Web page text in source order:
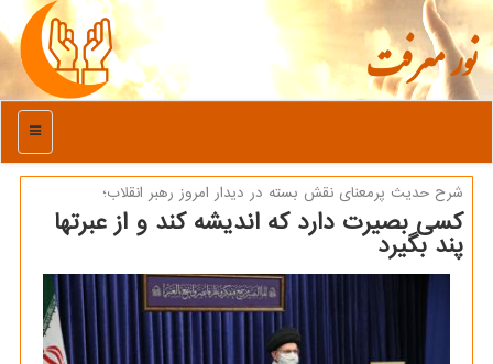
نور معرفت
منو
شرح حدیث پرمعنای نقش بسته در دیدار امروز رهبر انقلاب؛
كسی بصیرت دارد كه اندیشه كند و از عبرتها
پند بگیرد